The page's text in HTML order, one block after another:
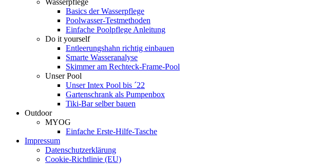
Wasserpflege
Basics der Wasserpflege
Poolwasser-Testmethoden
Einfache Poolpflege Anleitung
Do it yourself
Ent­leerungs­hahn richtig einbauen
Smarte Wasseranalyse
Skimmer am Rechteck-Frame-Pool
Unser Pool
Unser Intex Pool bis ´22
Gartenschrank als Pumpenbox
Tiki-Bar selber bauen
Outdoor
MYOG
Einfache Erste-Hilfe-Tasche
Impressum
Datenschutzerklärung
Cookie-Richtlinie (EU)